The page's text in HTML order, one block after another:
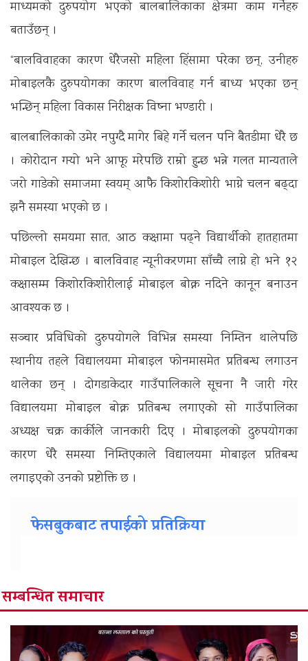
माध्यमको दुरुपयोग भएको बालबालिकाका क्षेत्रमा काम गर्नेहरु
बताउँछन् ।
“बालविवाहका कारण धेरैजसो महिला हिंसामा परेका छन्, उनीहरु
मोबाइलकै दुरुपयोगका कारण बालविवाह गर्न बाध्य भएका छन्
भन्छिन् महिला विकास निरीक्षक विष्ना भण्डारी ।
बालबालिकाको उमेर नपुग्दै मागेर बिहे गर्ने चलन पनि बैतडीमा धेरै छ
। कोरोदान गऱ्यो भने आफू मरेपछि राम्रो हुन्छ भन्ने गलत मान्यताले
जरो गाडेको समाजमा स्वयम् आफै किशोरकिशोरी भाग्ने चलन बढ्दा
झनै समस्या भएको छ ।
पछिल्लो समयमा सात, आठ कक्षामा पढ्ने विद्यार्थीको हातहातमा
मोबाइल देखिन्छ । बालविवाह न्यूनीकरणमा साँच्चै लाग्ने हो भने १२
कक्षासम्म किशोरकिशोरीलाई मोबाइल बोक्न नदिने कानून बनाउन
आवश्यक छ ।
सञ्चार प्रविधिको दुरुपयोगले विभिन्न समस्या निम्तिन थालेपछि
स्थानीय तहले विद्यालयमा मोबाइल फोनमासमेत प्रतिबन्ध लगाउन
थालेका छन् । दोगडाकेदार गाउँपालिकाले सूचना नै जारी गरेर
विद्यालयमा मोबाइल बोक्न प्रतिबन्ध लगाएको सो गाउँपालिका
अध्यक्ष चक्र कार्कीले जानकारी दिए । मोबाइलको दुरुपयोगका
कारण धेरै समस्या निम्तिएकाले विद्यालयमा मोबाइल प्रतिबन्ध
लगाइएको उनको प्रष्टोक्ति छ ।
फेसबुकबाट तपाईको प्रतिक्रिया
सम्बन्धित समाचार